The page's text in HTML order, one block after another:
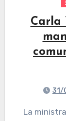
Carla
31/
La ministra de Salud, Carla Vizzotti, se refirió